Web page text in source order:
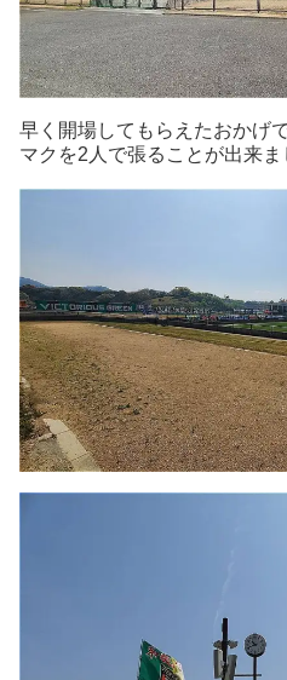
早く開場してもらえたおかげ
マクを2人で張ることが出来ま